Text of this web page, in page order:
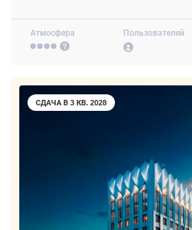
Атмосфера Пользователей
СДАЧА В 3 КВ. 2028